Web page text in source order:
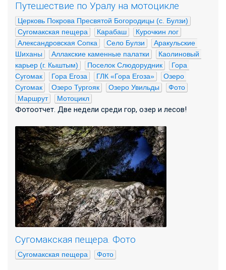
Путешествие по Уралу на мотоцикле
Церковь Покрова Пресвятой Богородицы (с. Булзи)
Сугомакская пещера
Карабаш
Курочкин лог
Александровская Сопка
Село Булзи
Аракульские
Шиханы
Аллакские каменные палатки
Каолиновый
карьер (г. Кыштым)
Поселок Слюдорудник
Гора
Сугомак
Гора Егоза ГЛК «Гора Егоза»
Озеро
Сугомак
Озеро Тургояк Озеро Увильды
Фото
Маршрут
Мотоцикл
Фотоотчет. Две недели среди гор, озер и лесов!
Сугомакская пещера. Фото
Сугомакская пещера Фото